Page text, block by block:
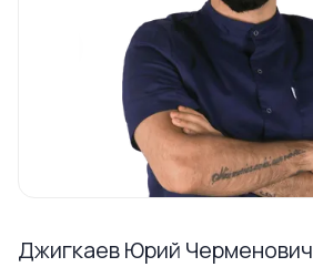
Джигкаев Юрий Черменович